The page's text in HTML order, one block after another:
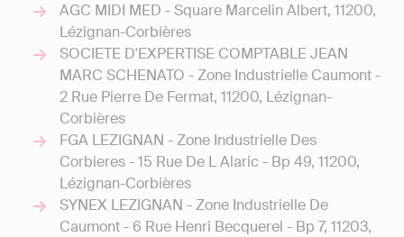
AGC MIDI MED - Square Marcelin Albert, 11200,
Lézignan-Corbières
SOCIETE D'EXPERTISE COMPTABLE JEAN
MARC SCHENATO - Zone Industrielle Caumont -
2 Rue Pierre De Fermat, 11200, Lézignan-
Corbières
FGA LEZIGNAN - Zone Industrielle Des
Corbieres - 15 Rue De L Alaric - Bp 49, 11200,
Lézignan-Corbières
SYNEX LEZIGNAN - Zone Industrielle De
Caumont - 6 Rue Henri Becquerel - Bp 7, 11203,